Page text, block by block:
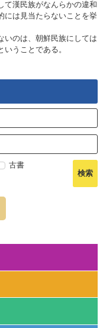
て漢民族がなんらかの違和
には見当たらないことを挙
のは、朝鮮民族にしては
うことである。
古書